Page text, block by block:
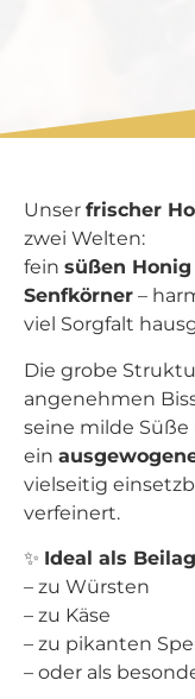
Unser frischer
zwei Welten:
fein süßen Honig
Senfkörner –
viel Sorgfalt
Die grobe
angenehmen
seine milde
ein
vielseitig
verfeinert.
✨ Ideal als
– zu Würsten
– zu Käse
– zu pikanten
– oder als